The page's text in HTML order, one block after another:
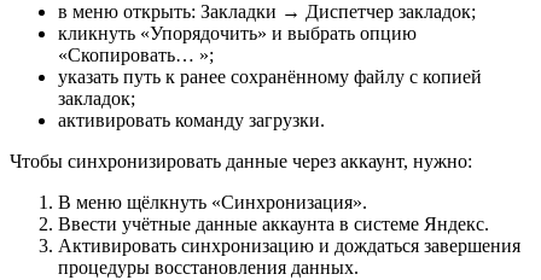
в меню открыть: Закладки → Диспетчер закладок;
кликнуть «Упорядочить» и выбрать опцию
«Скопировать… »;
указать путь к ранее сохранённому файлу с копией
закладок;
активировать команду загрузки.
Чтобы синхронизировать данные через аккаунт, нужно:
В меню щёлкнуть «Синхронизация».
Ввести учётные данные аккаунта в системе Яндекс.
Активировать синхронизацию и дождаться завершения
процедуры восстановления данных.